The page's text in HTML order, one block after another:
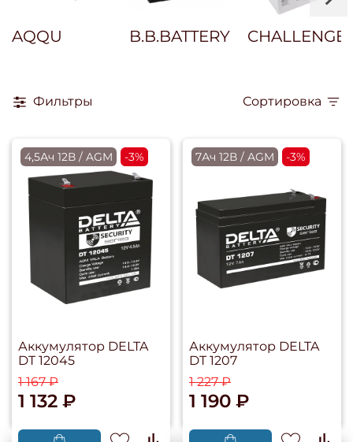
AQQU B.B.BATTERY
Фильтры Сортировка
4,5Ач 12В / AGM -3%
Аккумулятор DELTA
DT 12045
1 167 ₽
1 132 ₽
7Ач 12В / AGM -3%
Аккумулятор DELTA
DT 1207
1 227 ₽
1 190 ₽